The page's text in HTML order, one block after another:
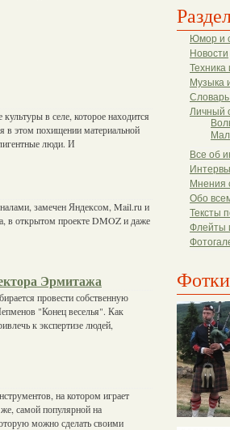
Юмор и
Новости
Техника
Музыка
Личный
Все об
Мнения
Обо
Тексты
Флейты
Фотки
в селе, которое находится
в этом похищении материальной
люди. И
замечен Яндексом, Mail.ru и
в открытом проекте DMOZ и даже
Эрмитажа
провести собственную
"Конец веселья". Как
к экспертизе людей,
на котором играет
самой популярной на
можно сделать своими